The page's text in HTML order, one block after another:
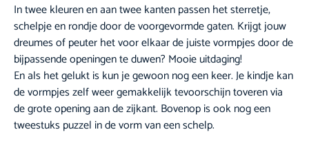
In twee kleuren en aan twee kanten passen het sterretje,
schelpje en rondje door de voorgevormde gaten. Krijgt jouw
dreumes of peuter het voor elkaar de juiste vormpjes door de
bijpassende openingen te duwen? Mooie uitdaging!
En als het gelukt is kun je gewoon nog een keer. Je kindje kan
de vormpjes zelf weer gemakkelijk tevoorschijn toveren via
de grote opening aan de zijkant. Bovenop is ook nog een
tweestuks puzzel in de vorm van een schelp.